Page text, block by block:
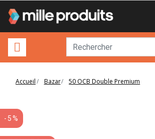
Accueil Bazar 50 OCB Double Premium
-5%